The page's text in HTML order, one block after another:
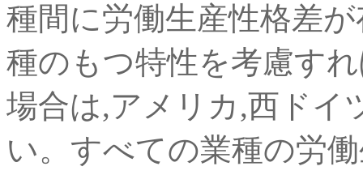
種間に労働生産性格差
種のもつ特性を考慮す
場合は,アメリカ,西ドイ
い。すべての業種の労